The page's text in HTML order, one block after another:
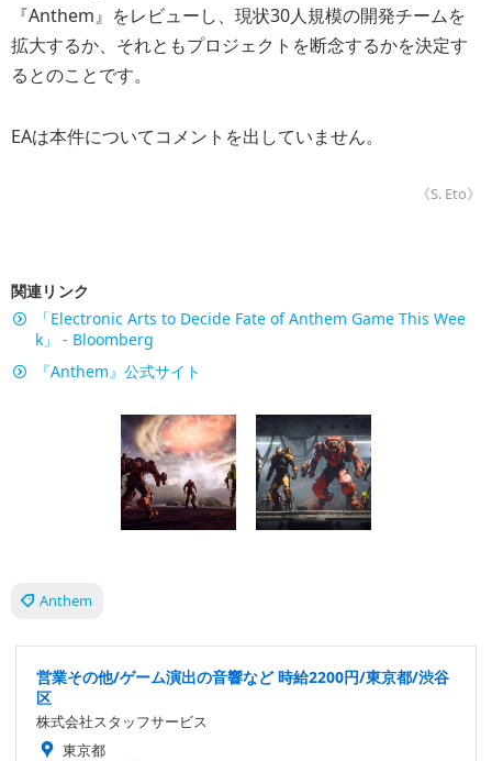
『Anthem』をレビューし、現状30人規模の開発チームを
拡大するか、それともプロジェクトを断念するかを決定す
るとのことです。
EAは本件についてコメントを出していません。
《S. Eto》
関連リンク
「Electronic Arts to Decide Fate of Anthem Game This Wee
k」 - Bloomberg
『Anthem』公式サイト
Anthem
営業その他/ゲーム演出の音響など 時給2200円/東京都/渋谷
区
株式会社スタッフサービス
東京都